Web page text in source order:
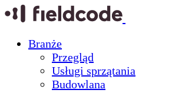
Branże
Przegląd
Usługi sprzątania
Budowlana